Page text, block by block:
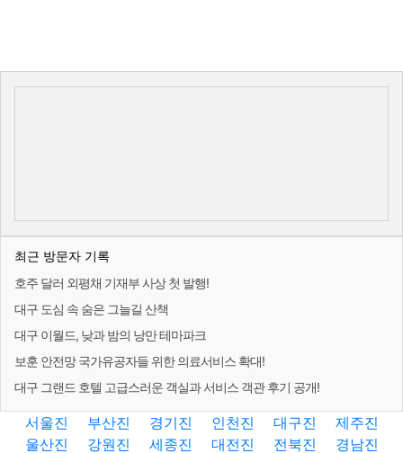
최근 방문자 기록
호주 달러 외평채 기재부 사상 첫 발행!
대구 도심 속 숨은 그늘길 산책
대구 이월드, 낮과 밤의 낭만 테마파크
보훈 안전망 국가유공자들 위한 의료서비스 확대!
대구 그랜드 호텔 고급스러운 객실과 서비스 객관 후기 공개!
서울진 부산진 경기진 인천진 대구진
제주진
울산진
강원진 세종진 대전진 전북진 경남진